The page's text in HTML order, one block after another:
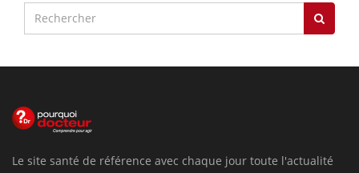
Le site santé de référence avec chaque jour toute l'actualité